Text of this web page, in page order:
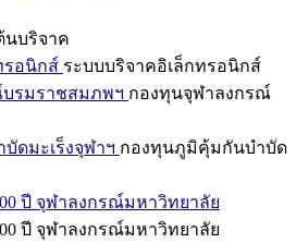
นบริจาค
รอนิกส์ ระบบบริจาคอิเล็กทรอนิกส์
รมราชสมภพฯ กองทุนจุฬาลงกรณ์
ดมะเร็งจุฬาฯ กองทุนภูมิคุ้มกันบำบัด
ปี จุฬาลงกรณ์มหาวิทยาลัย
ปี จุฬาลงกรณ์มหาวิทยาลัย